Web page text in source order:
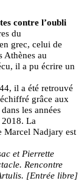
contre l’oubli
du
grec, celui de
Athènes au
il a pu écrire un
il a été retrouvé
grâce aux
les années
La
Marcel Nadjary est
et Pierrette
Rencontre
[Entrée libre]